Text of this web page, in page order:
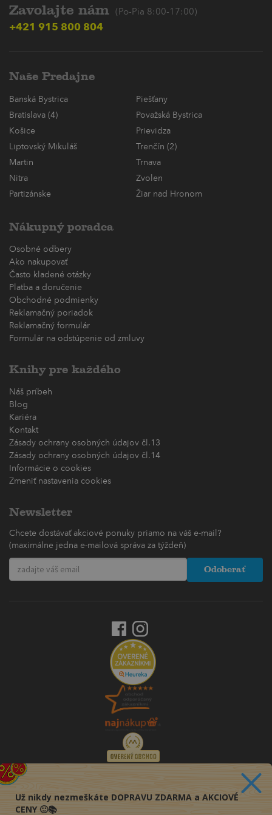
Zavolajte nám (Po-Pia 8:00-17:00)
+421 915 800 804
Naše Predajne
Banská Bystrica
Piešťany
Bratislava (4)
Považská Bystrica
Košice
Prievidza
Liptovský Mikuláš
Trenčín (2)
Martin
Trnava
Nitra
Zvolen
Partizánske
Žiar nad Hronom
Nákupný poradca
Osobné odbery
Ako nakupovať
Často kladené otázky
Platba a doručenie
Obchodné podmienky
Reklamačný poriadok
Reklamačný formulár
Formulár na odstúpenie od zmluvy
Knihy pre každého
Náš príbeh
Blog
Kariéra
Kontakt
Zásady ochrany osobných údajov čl.13
Zásady ochrany osobných údajov čl.14
Informácie o cookies
Zmeniť nastavenia cookies
Newsletter
Chcete dostávať akciové ponuky priamo na váš e-mail?
(maximálne jedna e-mailová správa za týždeň)
Odoberať
Už nikdy nezmeškáte DOPRAVU ZDARMA a AKCIOVÉ
CENY 🙂📚